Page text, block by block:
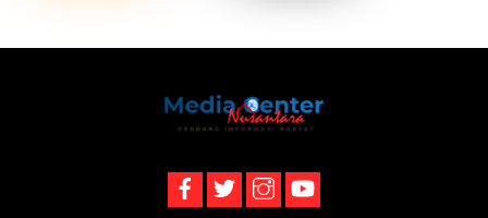
Back
To